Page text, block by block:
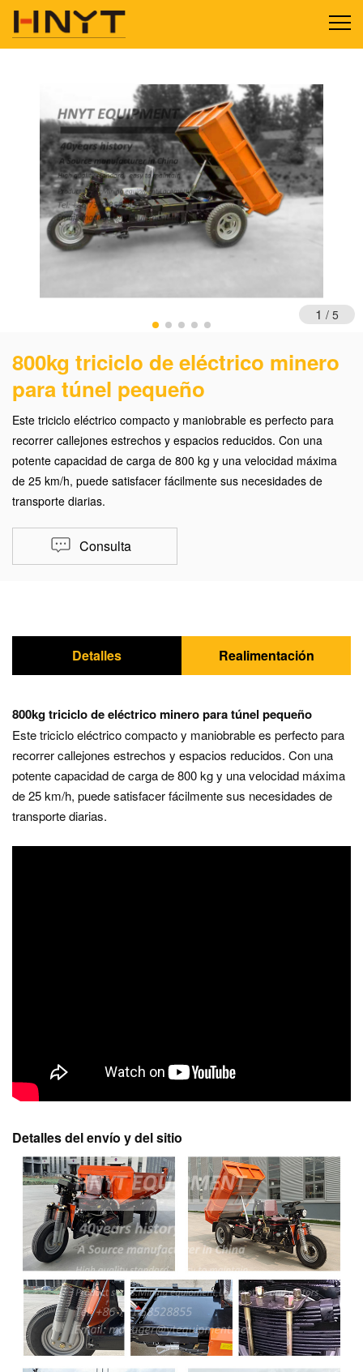
1 / 5
800kg triciclo de eléctrico minero
para túnel pequeño
Este triciclo eléctrico compacto y maniobrable es perfecto para
recorrer callejones estrechos y espacios reducidos. Con una
potente capacidad de carga de 800 kg y una velocidad máxima
de 25 km/h, puede satisfacer fácilmente sus necesidades de
transporte diarias.
Consulta
Detalles Realimentación
800kg triciclo de eléctrico minero para túnel pequeño
Este triciclo eléctrico compacto y maniobrable es perfecto para
recorrer callejones estrechos y espacios reducidos. Con una
potente capacidad de carga de 800 kg y una velocidad máxima
de 25 km/h, puede satisfacer fácilmente sus necesidades de
transporte diarias.
Detalles del envío y del sitio